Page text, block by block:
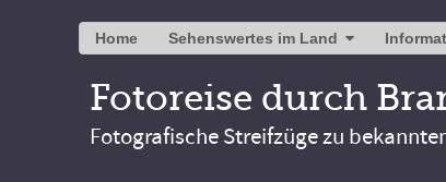
Home Sehenswertes im Land
Fotoreise durch
Fotografische Streifzüge zu